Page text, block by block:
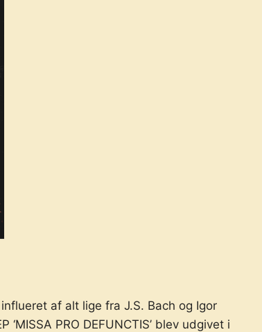
af alt lige fra J.S. Bach og Igor
PRO DEFUNCTIS’ blev udgivet i